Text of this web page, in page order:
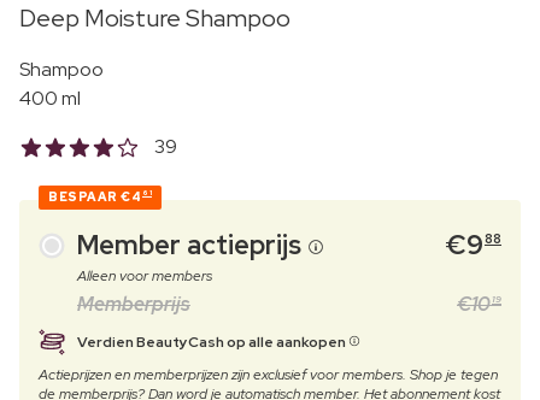
Deep Moisture Shampoo
Shampoo
400 ml
39
BESPAAR €4 61
Member actieprijs €988
Alleen voor members
Memberprijs €10 19
Verdien BeautyCash op alle aankopen
Actieprijzen en memberprijzen zijn exclusief voor members. Shop je tegen
de memberprijs? Dan word je automatisch member. Het abonnement kost